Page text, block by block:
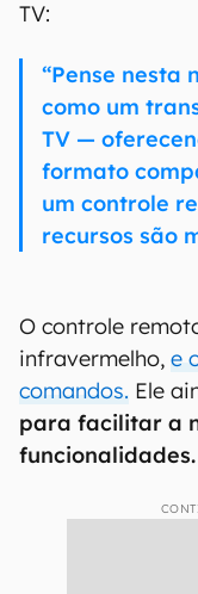
TV:
“Pense nesta
como um
TV —
formato
um controle
recursos são
O controle
infravermelho, e
comandos. Ele
para facilitar a
funcionalidades.